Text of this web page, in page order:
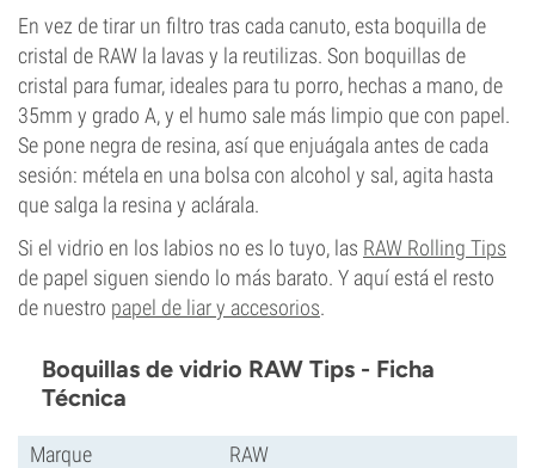
En vez de tirar un filtro tras cada canuto, esta boquilla de
cristal de RAW la lavas y la reutilizas. Son boquillas de
cristal para fumar, ideales para tu porro, hechas a mano, de
35mm y grado A, y el humo sale más limpio que con papel.
Se pone negra de resina, así que enjuágala antes de cada
sesión: métela en una bolsa con alcohol y sal, agita hasta
que salga la resina y aclárala.
Si el vidrio en los labios no es lo tuyo, las RAW Rolling Tips
de papel siguen siendo lo más barato. Y aquí está el resto
de nuestro papel de liar y accesorios.
Boquillas de vidrio RAW Tips - Ficha
Técnica
Marque
RAW